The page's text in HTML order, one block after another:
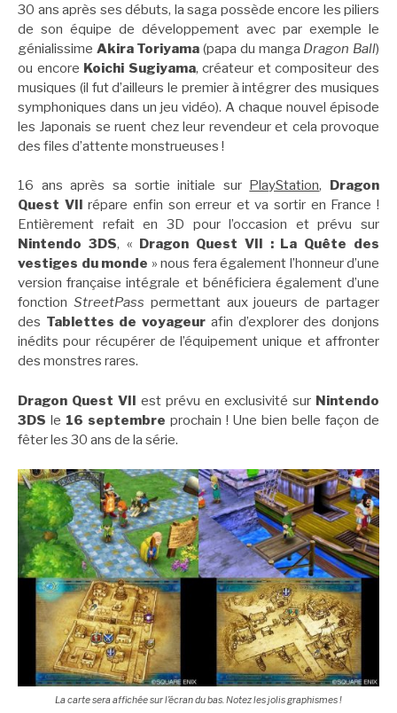
30 ans après ses débuts, la saga possède encore les piliers
de son équipe de développement avec par exemple le
génialissime Akira Toriyama (papa du manga Dragon Ball)
ou encore Koichi Sugiyama, créateur et compositeur des
musiques (il fut d’ailleurs le premier à intégrer des musiques
symphoniques dans un jeu vidéo). A chaque nouvel épisode
les Japonais se ruent chez leur revendeur et cela provoque
des files d’attente monstrueuses !
16 ans après sa sortie initiale sur PlayStation, Dragon
Quest VII répare enfin son erreur et va sortir en France !
Entièrement refait en 3D pour l’occasion et prévu sur
Nintendo 3DS, « Dragon Quest VII : La Quête des
vestiges du monde » nous fera également l’honneur d’une
version française intégrale et bénéficiera également d’une
fonction StreetPass permettant aux joueurs de partager
des Tablettes de voyageur afin d’explorer des donjons
inédits pour récupérer de l’équipement unique et affronter
des monstres rares.
Dragon Quest VII est prévu en exclusivité sur Nintendo
3DS le 16 septembre prochain ! Une bien belle façon de
fêter les 30 ans de la série.
La carte sera affichée sur l’écran du bas. Notez les jolis graphismes !